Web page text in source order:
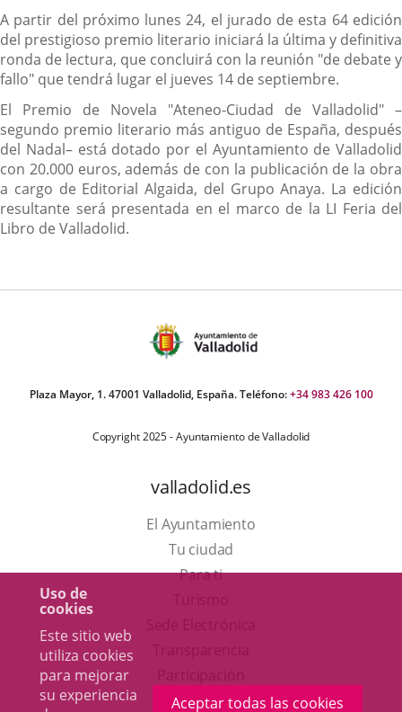
Uso de
cookies
Este sitio web
utiliza cookies
para mejorar
su experiencia
Aceptar todas las cookies
A partir del próximo lunes 24, el jurado de esta 64 edición
del prestigioso premio literario iniciará la última y definitiva
ronda de lectura, que concluirá con la reunión "de debate y
fallo" que tendrá lugar el jueves 14 de septiembre.
El Premio de Novela "Ateneo-Ciudad de Valladolid" –
segundo premio literario más antiguo de España, después
del Nadal– está dotado por el Ayuntamiento de Valladolid
con 20.000 euros, además de con la publicación de la obra
a cargo de Editorial Algaida, del Grupo Anaya. La edición
resultante será presentada en el marco de la LI Feria del
Libro de Valladolid.
Plaza Mayor, 1. 47001 Valladolid, España. Teléfono:+34 983 426 100
Copyright 2025 - Ayuntamiento de Valladolid
valladolid.es
El Ayuntamiento
Tu ciudad
Para ti
en aplicación